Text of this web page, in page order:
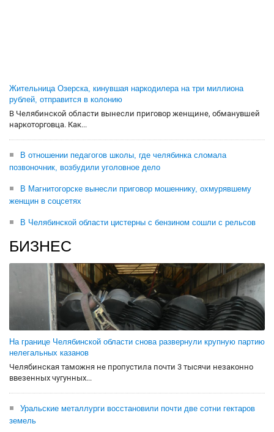
Жительница Озерска, кинувшая наркодилера на три миллиона
рублей, отправится в колонию
В Челябинской области вынесли приговор женщине, обманувшей
наркоторговца. Как...
В отношении педагогов школы, где челябинка сломала
позвоночник, возбудили уголовное дело
В Магнитогорске вынесли приговор мошеннику, охмурявшему
женщин в соцсетях
В Челябинской области цистерны с бензином сошли с рельсов
БИЗНЕС
На границе Челябинской области снова развернули крупную партию
нелегальных казанов
Челябинская таможня не пропустила почти 3 тысячи незаконно
ввезенных чугунных...
Уральские металлурги восстановили почти две сотни гектаров
земель